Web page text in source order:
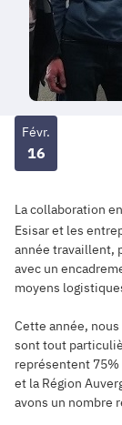
Févr.
16
La collaboration
Esisar et les
année travaillent,
avec un
moyens
Cette année, nous
sont tout
représentent
et la Région
avons un nombre